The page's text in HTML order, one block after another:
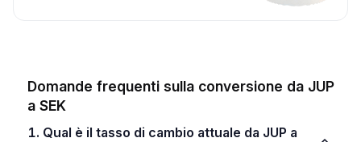
Domande frequenti sulla conversione da JUP
a SEK
1. Qual è il tasso di cambio attuale da JUP a